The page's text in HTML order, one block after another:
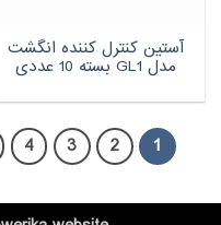
آستین کنترل کننده انگشت
مدل GL1 بسته 10 عددی
1
2
3
4